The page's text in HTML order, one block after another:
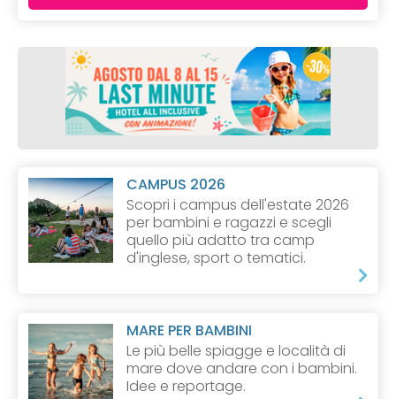
CAMPUS 2026
Scopri i campus dell'estate 2026
per bambini e ragazzi e scegli
quello più adatto tra camp
d'inglese, sport o tematici.
MARE PER BAMBINI
Le più belle spiagge e località di
mare dove andare con i bambini.
Idee e reportage.